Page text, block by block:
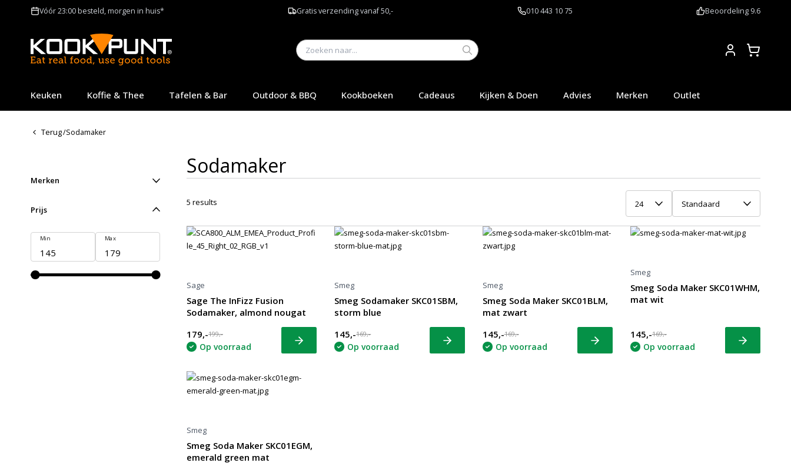
Vóór 23:00 besteld, morgen in huis* Gratis verzending vanaf 50,- 010 443 10 75 Beoordeling 9.6
Keuken Koffie & Thee Tafelen & Bar Outdoor & BBQ Kookboeken Cadeaus Kijken & Doen Advies Merken Outlet
Terug/Sodamaker
Merken
Prijs
Min Max
Sodamaker
24 Standaard
5 results
Sage
Sage The InFizz Fusion
Sodamaker, almond nougat
179,-199,-
Op voorraad Bekijk
Smeg
Smeg Sodamaker SKC01SBM,
storm blue
145,-169,-
Op voorraad Bekijk
Smeg
Smeg Soda Maker SKC01BLM,
mat zwart
145,-169,-
Op voorraad Bekijk
Smeg
Smeg Soda Maker SKC01WHM,
mat wit
145,-169,-
Op voorraad Bekijk
Smeg
Smeg Soda Maker SKC01EGM,
emerald green mat